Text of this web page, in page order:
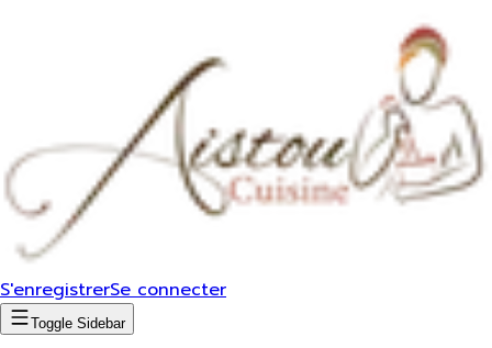
S'enregistrerSe connecter
Toggle Sidebar